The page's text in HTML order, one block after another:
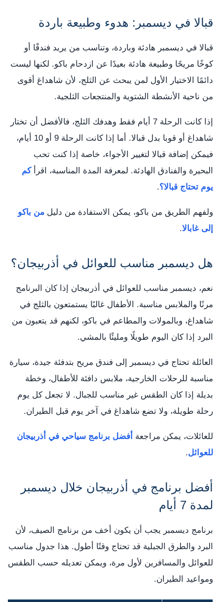
قبالا في ديسمبر: هدوء وطبيعة باردة
قبالا في ديسمبر هادئة وباردة، وتناسب من يريد فندقًا أو
كوخًا مريحًا وطبيعة هادئة بعيدًا عن ازدحام باكو. لكنها ليست
دائمًا الاختيار الأول لمن يبحث عن الثلج، لأن شاهداغ أقوى
من ناحية الأنشطة الشتوية والمنتجعات الثلجية.
إذا كانت الرحلة 7 أيام فقط وهدفك الثلج، فالأفضل أن تختار
شاهداغ أو قوبا بدل قبالا. أما إذا كانت الرحلة 9 أو 10 أيام،
فيمكن إضافة قبالا لتغيير الأجواء، خاصة إذا كنت تحب
البحيرة والفنادق الهادئة. لمعرفة المدة المناسبة، اقرأكم
يوم تحتاج قبالا؟.
ولفهم الطريق من باكو، يمكن الاستفادة من دليل من باكو
إلى غابالا.
هل ديسمبر مناسب للعوائل في أذربيجان؟
نعم، ديسمبر مناسب للعوائل في أذربيجان إذا كان البرنامج
مرنًا والملابس مناسبة. الأطفال غالبًا يستمتعون بالثلج في
شاهداغ، وبالمولات والمطاعم في باكو، لكنهم قد يتعبون من
البرد إذا كان اليوم طويلًا ومليئًا بالمشي.
العائلة تحتاج في ديسمبر إلى فندق مريح بتدفئة جيدة، سيارة
مناسبة للرحلات الخارجية، ملابس دافئة للأطفال، وخطة
بديلة إذا كان الطقس غير مناسب للجبال. لا تجعل كل يوم
رحلة طويلة، ولا تضع شاهداغ في آخر يوم قبل الطيران.
للعائلات، يمكن مراجعة أفضل برنامج سياحي في أذربيجان
للعوائل.
أفضل برنامج في أذربيجان خلال ديسمبر
لمدة 7 أيام
برنامج ديسمبر يجب أن يكون أخف من برنامج الصيف، لأن
البرد والطرق الجبلية قد تحتاج وقتًا أطول. هذا جدول مناسب
للعوائل والمسافرين لأول مرة، ويمكن تعديله حسب الطقس
ومواعيد الطيران.